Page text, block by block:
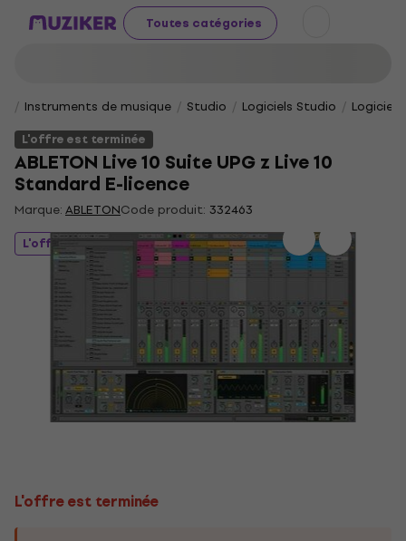
Toutes catégories
Instruments de musique Studio Logiciels Studio
L'offre est terminée
ABLETON Live 10 Suite UPG z Live 10
Standard E-licence
Marque:ABLETONCode produit: 332463
L'offre est terminée
L'offre est terminée